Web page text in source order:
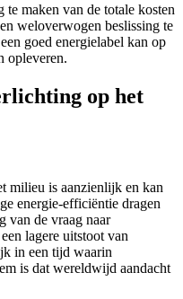
maken van de totale kosten
weloverwogen beslissing te
goed energielabel kan op
opleveren.
op het
milieu is aanzienlijk en kan
energie-efficiëntie dragen
van de vraag naar
lagere uitstoot van
in een tijd waarin
is dat wereldwijd aandacht